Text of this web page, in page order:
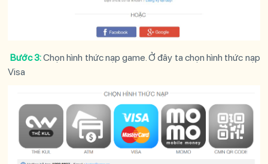
Bước 3:Chọn hình thức nạp game. Ở đây ta chọn hình thức nạp
Visa